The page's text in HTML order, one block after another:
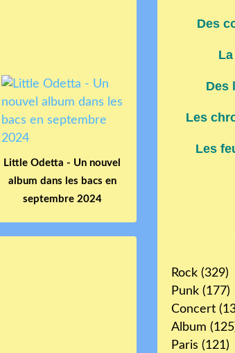
Little Odetta - Un nouvel
album dans les bacs en
septembre 2024
Rock (329)
Punk (177)
Concert
Album
Paris (121)
Des
Des
Les
Les